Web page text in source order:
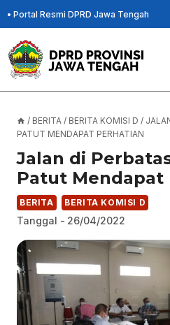
Skip
to
content
• Portal Resmi DPRD Jawa Tengah
/ BERITA / BERITA KOMISI D /
PATUT MENDAPAT PERHATIAN
Jalan di
Patut Mendapat
BERITA BERITA KOMISI D
Tanggal - 26/04/2022